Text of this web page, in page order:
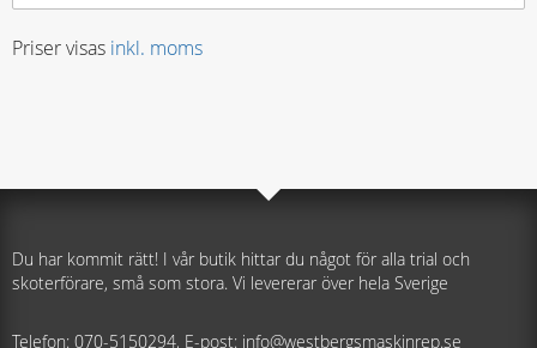
Priser visas inkl. moms
Du har kommit rätt! I vår butik hittar du något för alla trial och
skoterförare, små som stora. Vi levererar över hela Sverige
Telefon: 070-5150294, E-post: info@westbergsmaskinrep.se